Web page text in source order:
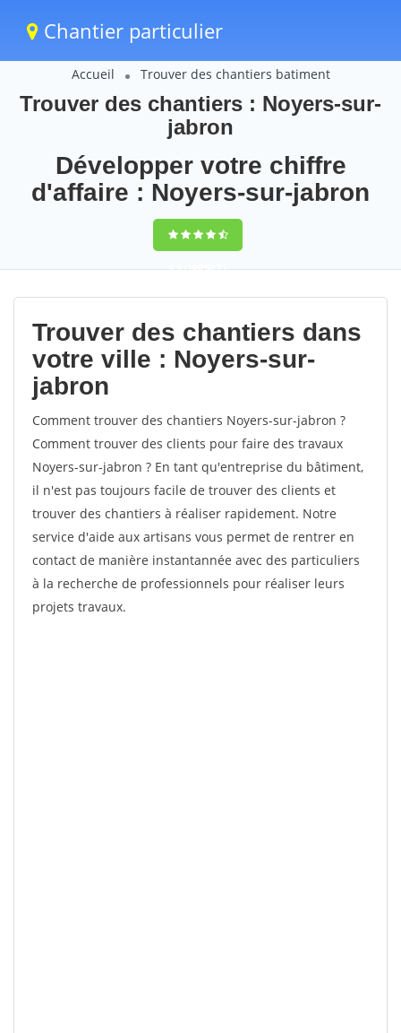
Chantier particulier
Accueil Trouver des chantiers batiment
Trouver des chantiers : Noyers-sur-
jabron
Développer votre chiffre
d'affaire : Noyers-sur-jabron
9,5(100%)71
votes
Trouver des chantiers dans
votre ville : Noyers-sur-
jabron
Comment trouver des chantiers Noyers-sur-jabron ?
Comment trouver des clients pour faire des travaux
Noyers-sur-jabron ? En tant qu'entreprise du bâtiment,
il n'est pas toujours facile de trouver des clients et
trouver des chantiers à réaliser rapidement. Notre
service d'aide aux artisans vous permet de rentrer en
contact de manière instantannée avec des particuliers
à la recherche de professionnels pour réaliser leurs
projets travaux.